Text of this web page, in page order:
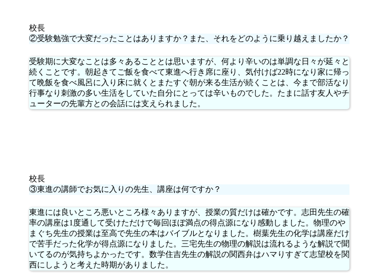
校長
②受験勉強で大変だったことはありますか？また、それをどのように乗り越えましたか？
受験期に大変なことは多々あることとは思いますが、何より辛いのは単調な日々が延々と
続くことです。朝起きてご飯を食べて東進へ行き席に座り、気付けば22時になり家に帰っ
て晩飯を食べ風呂に入り床に就くとまたすぐ朝が来る生活が続くことは、今まで部活なり
行事なり刺激の多い生活をしていた自分にとっては辛いものでした。たまに話す友人やチ
ューターの先輩方との会話には支えられました。
校長
③東進の講師でお気に入りの先生、講座は何ですか？
東進には良いところ悪いところ様々ありますが、授業の質だけは確かです。志田先生の確
率の講座は1度通して受けただけで毎回ほぼ満点の得点源になり感動しました。物理のや
まぐち先生の授業は至高で先生の本はバイブルとなりました。樹葉先生の化学は講座だけ
で苦手だった化学が得点源になりました。三宅先生の物理の解説は流れるような解説で聞
いてるのが気持ちよかったです。数学住吉先生の解説の関西弁はハマりすぎて志望校を関
西にしようと考えた時期がありました。